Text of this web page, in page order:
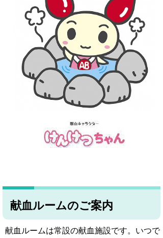
献血ルームのご案内
献血ルームは常設の献血施設です。いつで